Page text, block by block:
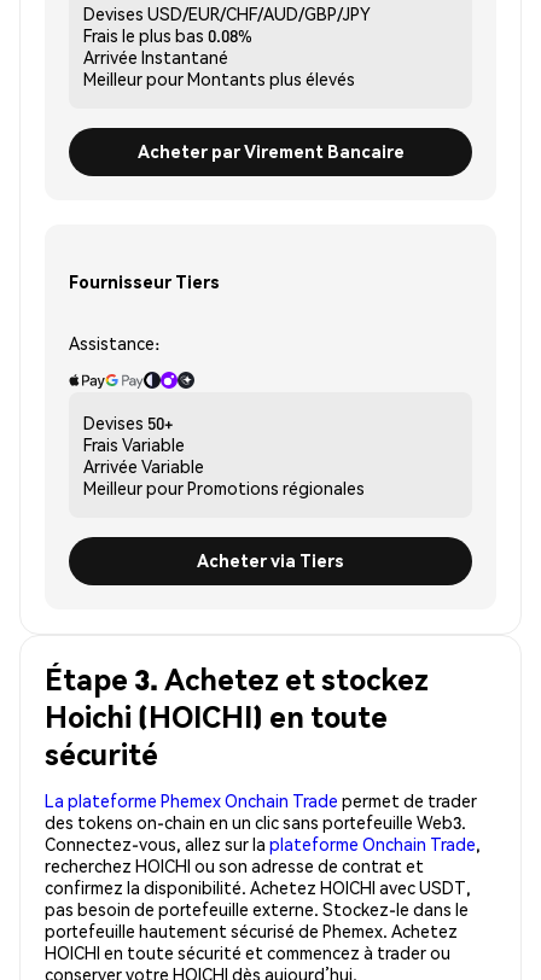
Devises USD/EUR/CHF/AUD/GBP/JPY
Frais le plus bas 0.08%
Arrivée Instantané
Meilleur pourMontants plus élevés
Acheter par Virement Bancaire
Fournisseur Tiers
Assistance:
Devises 50+
Frais Variable
Arrivée Variable
Meilleur pourPromotions régionales
Acheter via Tiers
Étape 3. Achetez et stockez
Hoichi (HOICHI) en toute
sécurité
La plateforme Phemex Onchain Trade permet de trader
des tokens on-chain en un clic sans portefeuille Web3.
Connectez-vous, allez sur la plateforme Onchain Trade,
recherchez HOICHI ou son adresse de contrat et
confirmez la disponibilité. Achetez HOICHI avec USDT,
pas besoin de portefeuille externe. Stockez-le dans le
portefeuille hautement sécurisé de Phemex. Achetez
HOICHI en toute sécurité et commencez à trader ou
conserver votre HOICHI dès aujourd’hui.